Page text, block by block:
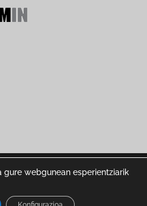
gure webgunean esperientziarik